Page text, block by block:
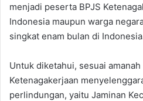
menjadi peserta BPJS
Indonesia maupun warga
singkat enam bulan di
Untuk diketahui, sesuai
Ketenagakerjaan
perlindungan, yaitu Jaminan